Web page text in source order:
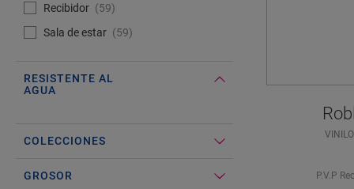
Recibidor
59
Sala de estar
59
RESISTENTE AL
AGUA
COLECCIONES
GROSOR
VINILO
P.V.P